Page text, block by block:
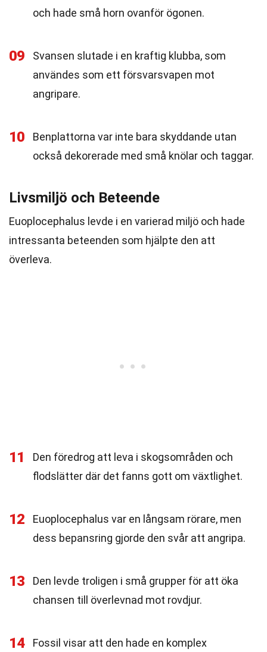
och hade små horn ovanför ögonen.
09
Svansen slutade i en kraftig klubba, som
användes som ett försvarsvapen mot
angripare.
10
Benplattorna var inte bara skyddande utan
också dekorerade med små knölar och taggar.
Livsmiljö och Beteende
Euoplocephalus levde i en varierad miljö och hade
intressanta beteenden som hjälpte den att
överleva.
11
Den föredrog att leva i skogsområden och
flodslätter där det fanns gott om växtlighet.
12
Euoplocephalus var en långsam rörare, men
dess bepansring gjorde den svår att angripa.
13
Den levde troligen i små grupper för att öka
chansen till överlevnad mot rovdjur.
14
Fossil visar att den hade en komplex